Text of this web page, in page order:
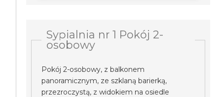
Sypialnia nr 1 Pokój 2-
osobowy
Pokój 2-osobowy, z balkonem
panoramicznym, ze szklaną barierką,
przezroczystą, z widokiem na osiedle